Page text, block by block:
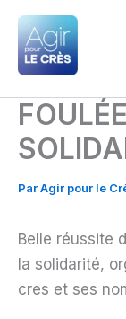
Aller
contenu
ParAgir pour le
Belle réussite
la solidarité,
cres et ses